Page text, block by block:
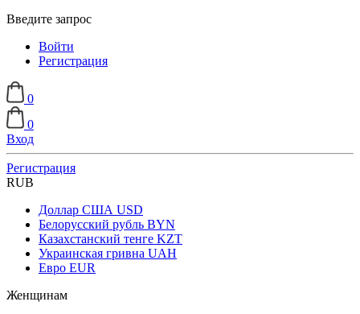
Введите запрос
Войти
Регистрация
0
0
Вход
Регистрация
RUB
Доллар США USD
Белорусский рубль BYN
Казахстанский тенге KZT
Украинская гривна UAH
Евро EUR
Женщинам